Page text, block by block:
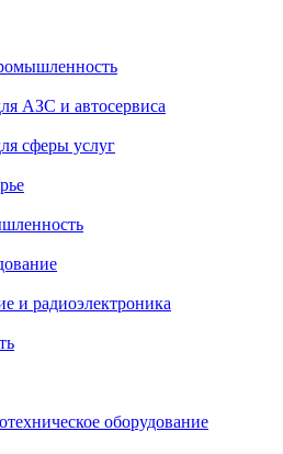
АЗС и автосервиса
сферы услуг
и радиоэлектроника
оборудование